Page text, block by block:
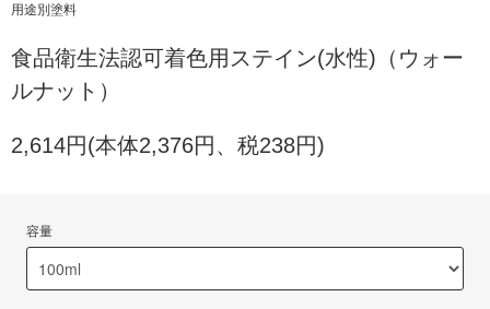
用途別塗料
食品衛生法認可着色用ステイン(水性)（ウォー
ルナット）
2,614円(本体2,376円、税238円)
容量